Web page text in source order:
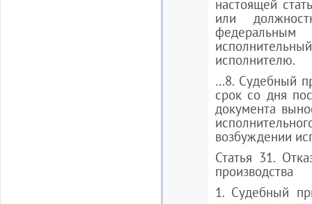
настоящей
или
исполнителю.
…8. Судебный
срок со дня
документа
возбуждении
Статья 31.
производства
1. Судебный